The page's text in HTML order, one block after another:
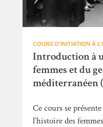
COURS D’INITIATION À
Introduction à
femmes et du
méditerranéen
Ce cours se
l’histoire des